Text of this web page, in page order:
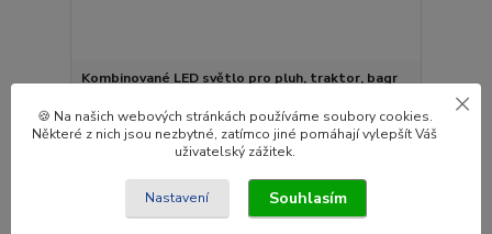
Kombinované LED světlo pro pluh, traktor, bagr
32V, 85W - levé
8 170 Kč/ks
6 752 Kčbez DPH
Přidat do košíku
🍪 Na našich webových stránkách používáme soubory cookies.
Některé z nich jsou nezbytné, zatímco jiné pomáhají vylepšít Váš
uživatelský zážitek.
Nastavení Souhlasím